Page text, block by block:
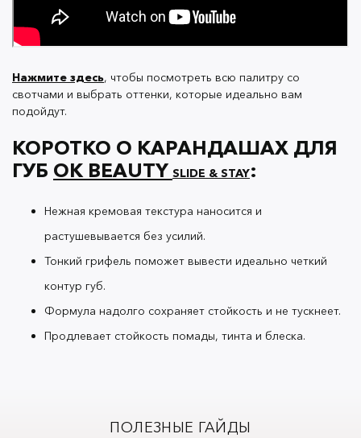
Нажмите здесь, чтобы посмотреть всю палитру со
свотчами и выбрать оттенки, которые идеально вам
подойдут.
КОРОТКО О КАРАНДАШАХ ДЛЯ
ГУБ OK BEAUTY SLIDE & STAY:
Нежная кремовая текстура наносится и
растушевывается без усилий.
Тонкий грифель поможет вывести идеально четкий
контур губ.
Формула надолго сохраняет стойкость и не тускнеет.
Продлевает стойкость помады, тинта и блеска.
ПОЛЕЗНЫЕ ГАЙДЫ